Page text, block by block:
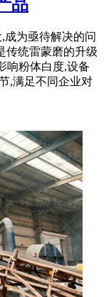
品
为亟待解决的问
传统雷蒙磨的升级
响粉体白度,设备
,满足不同企业对